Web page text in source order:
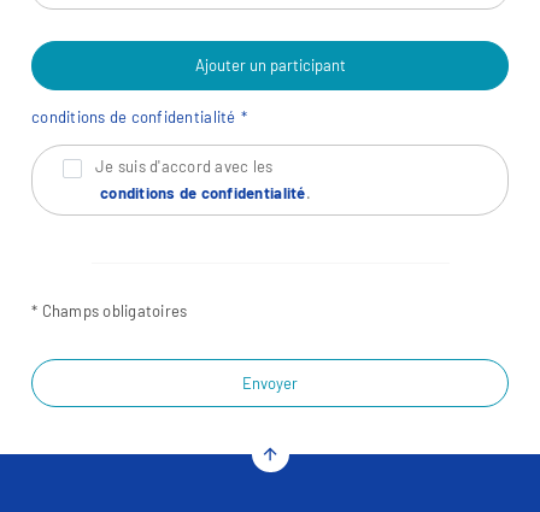
Ajouter un participant
conditions de confidentialité
Je suis d'accord avec les
conditions de confidentialité.
* Champs obligatoires
Envoyer
arrow_upward